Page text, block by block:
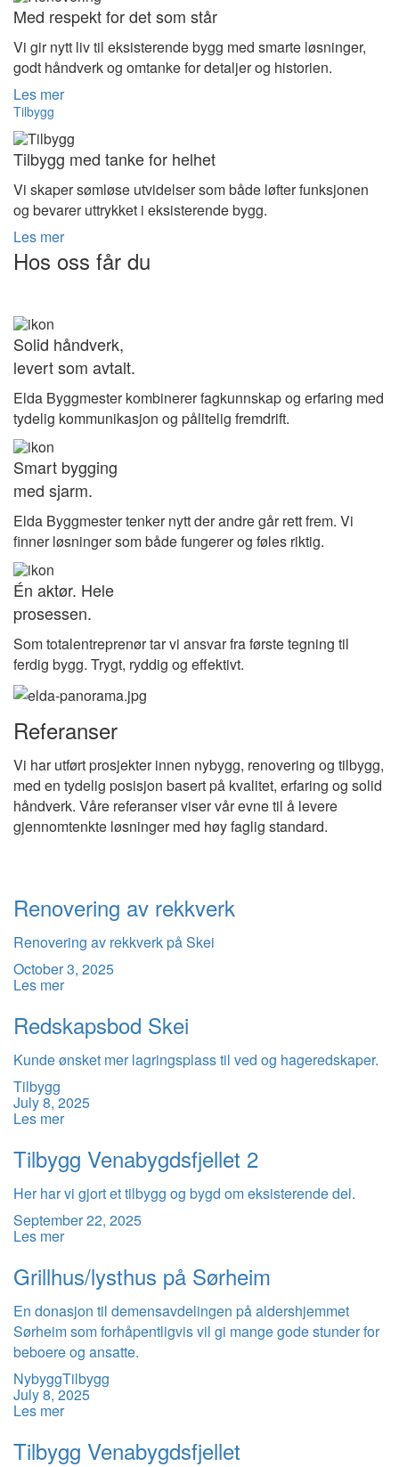
Med respekt for det som står
Vi gir nytt liv til eksisterende bygg med smarte løsninger,
godt håndverk og omtanke for detaljer og historien.
Les mer
Tilbygg
Tilbygg med tanke for helhet
Vi skaper sømløse utvidelser som både løfter funksjonen
og bevarer uttrykket i eksisterende bygg.
Les mer
Hos oss får du
Solid håndverk,
levert som avtalt.
Elda Byggmester kombinerer fagkunnskap og erfaring med
tydelig kommunikasjon og pålitelig fremdrift.
Smart bygging
med sjarm.
Elda Byggmester tenker nytt der andre går rett frem. Vi
finner løsninger som både fungerer og føles riktig.
Én aktør. Hele
prosessen.
Som totalentreprenør tar vi ansvar fra første tegning til
ferdig bygg. Trygt, ryddig og effektivt.
Referanser
Vi har utført prosjekter innen nybygg, renovering og tilbygg,
med en tydelig posisjon basert på kvalitet, erfaring og solid
håndverk. Våre referanser viser vår evne til å levere
gjennomtenkte løsninger med høy faglig standard.
Renovering av rekkverk
Renovering av rekkverk på Skei
October 3, 2025
Les mer
Redskapsbod Skei
Kunde ønsket mer lagringsplass til ved og hageredskaper.
Tilbygg
July 8, 2025
Les mer
Tilbygg Venabygdsfjellet 2
Her har vi gjort et tilbygg og bygd om eksisterende del.
September 22, 2025
Les mer
Grillhus/lysthus på Sørheim
En donasjon til demensavdelingen på aldershjemmet
Sørheim som forhåpentligvis vil gi mange gode stunder for
beboere og ansatte.
NybyggTilbygg
July 8, 2025
Les mer
Tilbygg Venabygdsfjellet